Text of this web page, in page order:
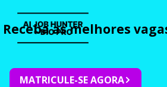
Receba as melhores
MATRICULE-SE AGORA